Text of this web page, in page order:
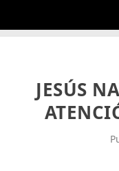
JESÚS